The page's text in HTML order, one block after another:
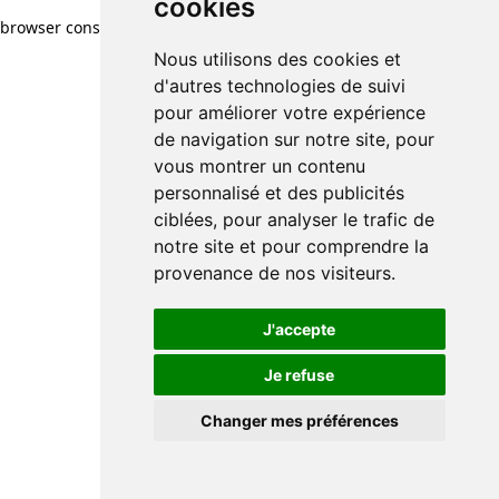
cookies
Nous utilisons des cookies et
d'autres technologies de suivi
pour améliorer votre expérience
de navigation sur notre site, pour
vous montrer un contenu
personnalisé et des publicités
ciblées, pour analyser le trafic de
notre site et pour comprendre la
provenance de nos visiteurs.
J'accepte
Je refuse
Changer mes préférences
browser console for more information)